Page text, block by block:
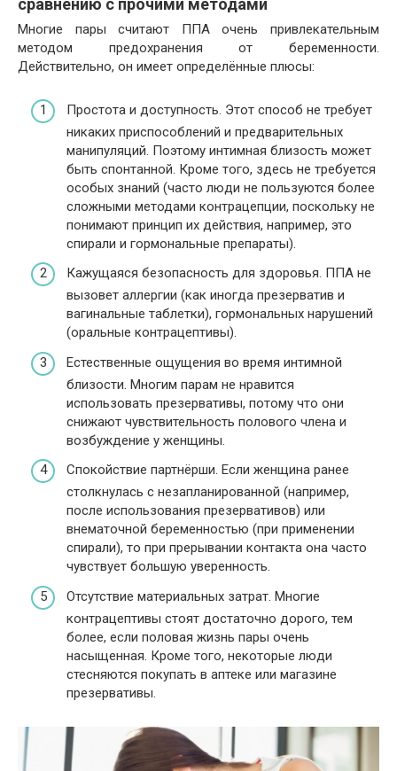
сравнению с прочими методами
Многие пары считают ППА очень привлекательным
методом предохранения от беременности.
Действительно, он имеет определённые плюсы:
Простота и доступность. Этот способ не требует
никаких приспособлений и предварительных
манипуляций. Поэтому интимная близость может
быть спонтанной. Кроме того, здесь не требуется
особых знаний (часто люди не пользуются более
сложными методами контрацепции, поскольку не
понимают принцип их действия, например, это
спирали и гормональные препараты).
Кажущаяся безопасность для здоровья. ППА не
вызовет аллергии (как иногда презерватив и
вагинальные таблетки), гормональных нарушений
(оральные контрацептивы).
Естественные ощущения во время интимной
близости. Многим парам не нравится
использовать презервативы, потому что они
снижают чувствительность полового члена и
возбуждение у женщины.
Спокойствие партнёрши. Если женщина ранее
столкнулась с незапланированной (например,
после использования презервативов) или
внематочной беременностью (при применении
спирали), то при прерывании контакта она часто
чувствует большую уверенность.
Отсутствие материальных затрат. Многие
контрацептивы стоят достаточно дорого, тем
более, если половая жизнь пары очень
насыщенная. Кроме того, некоторые люди
стесняются покупать в аптеке или магазине
презервативы.